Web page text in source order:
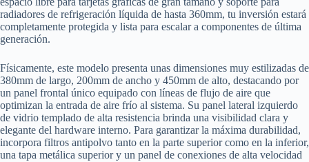
radiadores de refrigeración líquida de hasta 360mm, tu inversión estará
completamente protegida y lista para escalar a componentes de última
generación.
Físicamente, este modelo presenta unas dimensiones muy estilizadas de
380mm de largo, 200mm de ancho y 450mm de alto, destacando por
un panel frontal único equipado con líneas de flujo de aire que
optimizan la entrada de aire frío al sistema. Su panel lateral izquierdo
de vidrio templado de alta resistencia brinda una visibilidad clara y
elegante del hardware interno. Para garantizar la máxima durabilidad,
incorpora filtros antipolvo tanto en la parte superior como en la inferior,
una tapa metálica superior y un panel de conexiones de alta velocidad